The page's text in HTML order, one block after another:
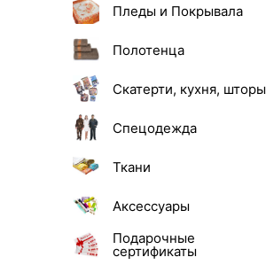
Пледы и Покрывала
Полотенца
Скатерти, кухня, шторы
Спецодежда
Ткани
Аксессуары
Подарочные
сертификаты